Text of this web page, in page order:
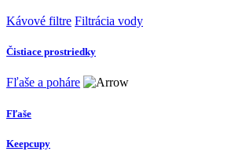
Kávové filtre Filtrácia vody
Čistiace prostriedky
Fľaše a poháre
Fľaše
Keepcupy